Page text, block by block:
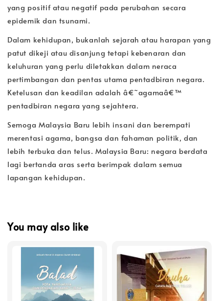
yang positif atau negatif pada perubahan secara
epidemik dan tsunami.
Dalam kehidupan, bukanlah sejarah atau harapan yang
patut dikeji atau disanjung tetapi kebenaran dan
keluhuran yang perlu diletakkan dalam neraca
pertimbangan dan pentas utama pentadbiran negara.
Ketelusan dan keadilan adalah â€˜agamaâ€™
pentadbiran negara yang sejahtera.
Semoga Malaysia Baru lebih insani dan berempati
merentasi agama, bangsa dan fahaman politik, dan
lebih terbuka dan telus. Malaysia Baru: negara berdata
lagi bertanda aras serta berimpak dalam semua
lapangan kehidupan.
You may also like